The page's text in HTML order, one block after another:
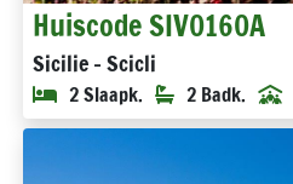
Huiscode SIV0160A
Sicilie - Scicli
2 Slaapk. 2 Badk.